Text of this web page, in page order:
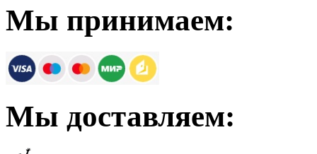
Мы принимаем:
Мы доставляем: